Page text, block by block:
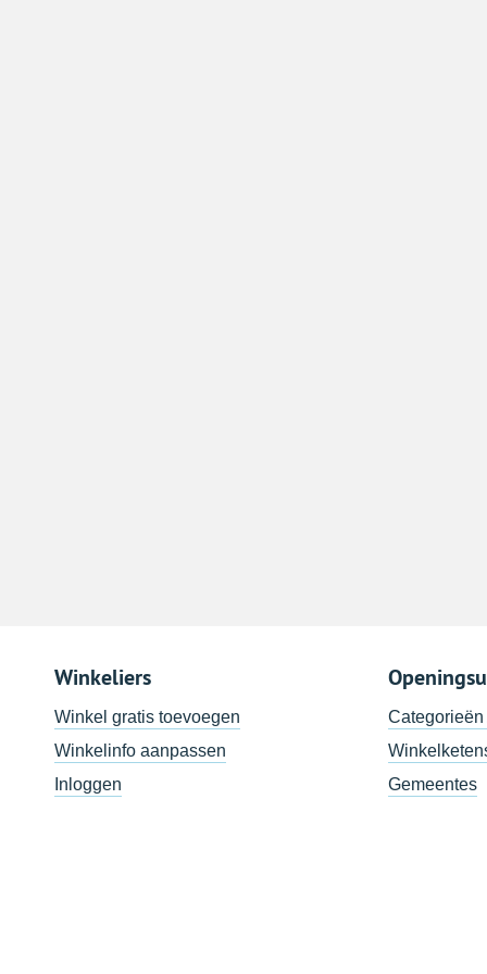
Winkeliers
Winkel gratis toevoegen
Winkelinfo aanpassen
Inloggen
Categorieën
Gemeentes